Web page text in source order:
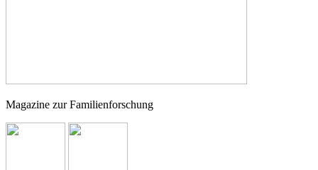
Magazine zur Familienforschung